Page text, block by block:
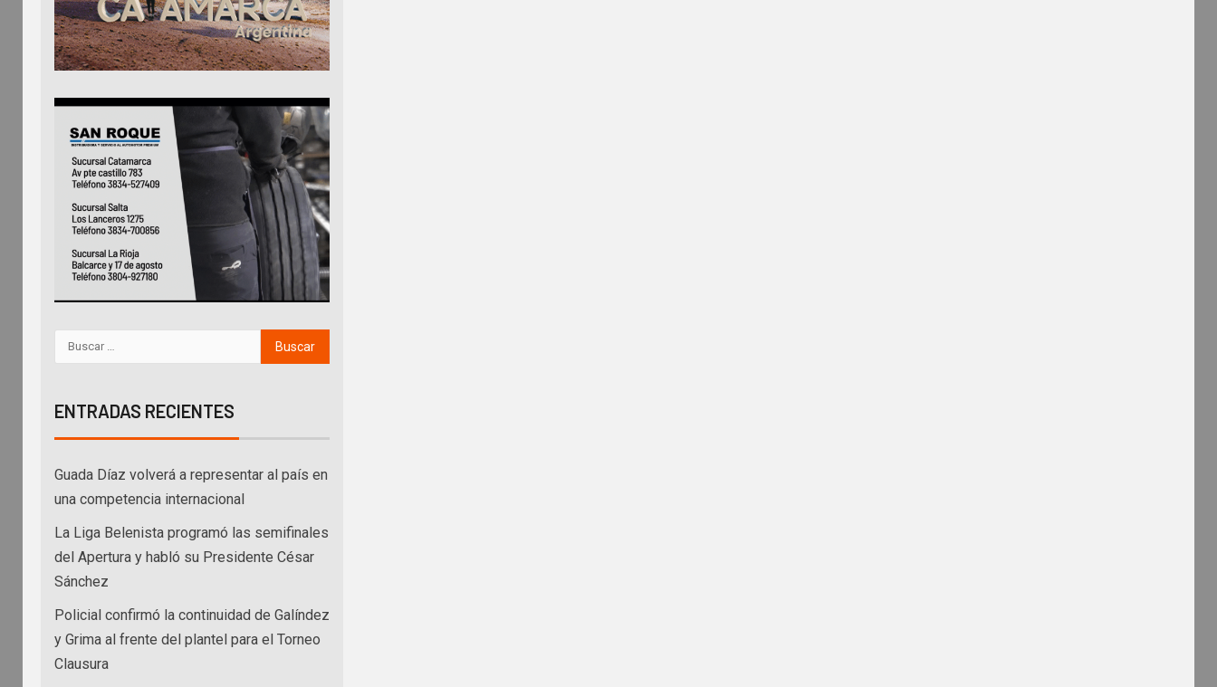
ENTRADAS RECIENTES
Guada Díaz volverá a representar al país en
una competencia internacional
La Liga Belenista programó las semifinales
del Apertura y habló su Presidente César
Sánchez
Policial confirmó la continuidad de Galíndez
y Grima al frente del plantel para el Torneo
Clausura